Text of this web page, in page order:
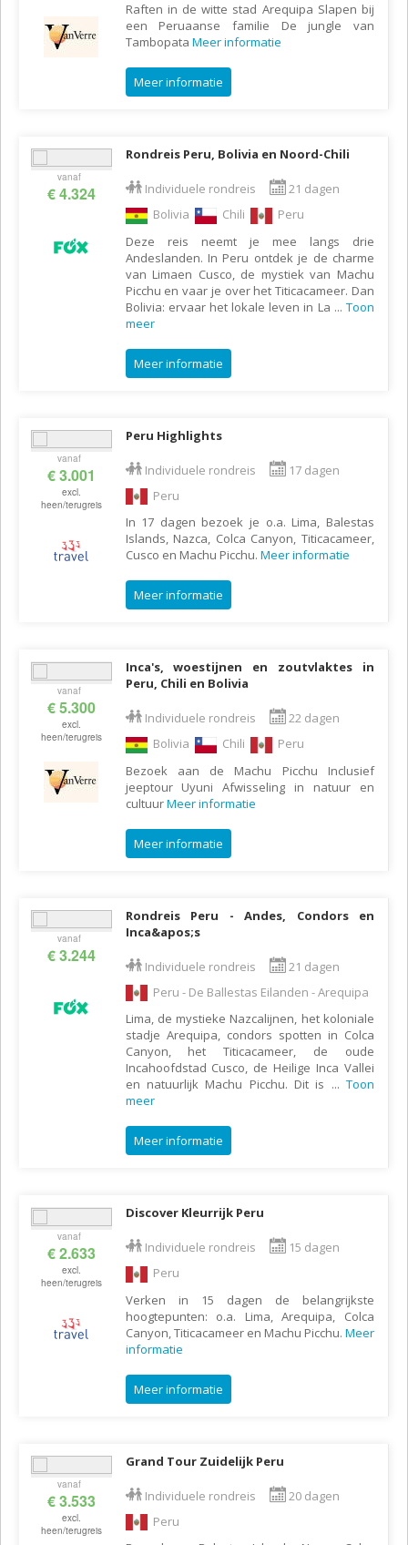
Raften in de witte stad Arequipa Slapen bij
een Peruaanse familie De jungle van
Tambopata Meer informatie
Meer informatie
vanaf
€ 4.324
Rondreis Peru, Bolivia en Noord-Chili
Individuele rondreis
21 dagen
Bolivia
Chili
Peru
Deze reis neemt je mee langs drie
Andeslanden. In Peru ontdek je de charme
van Limaen Cusco, de mystiek van Machu
Picchu en vaar je over het Titicacameer. Dan
Bolivia: ervaar het lokale leven in La ... Toon
meer
Meer informatie
vanaf
€ 3.001
excl.
heen/terugreis
Peru Highlights
Individuele rondreis
17 dagen
Peru
In 17 dagen bezoek je o.a. Lima, Balestas
Islands, Nazca, Colca Canyon, Titicacameer,
Cusco en Machu Picchu. Meer informatie
Meer informatie
vanaf
€ 5.300
excl.
heen/terugreis
Inca's, woestijnen en zoutvlaktes in
Peru, Chili en Bolivia
Individuele rondreis
22 dagen
Bolivia
Chili
Peru
Bezoek aan de Machu Picchu Inclusief
jeeptour Uyuni Afwisseling in natuur en
cultuurMeer informatie
Meer informatie
vanaf
€ 3.244
Rondreis Peru - Andes, Condors en
Inca&apos;s
Individuele rondreis
21 dagen
Peru - De Ballestas Eilanden - Arequipa
Lima, de mystieke Nazcalijnen, het koloniale
stadje Arequipa, condors spotten in Colca
Canyon, het Titicacameer, de oude
Incahoofdstad Cusco, de Heilige Inca Vallei
en natuurlijk Machu Picchu. Dit is ... Toon
meer
Meer informatie
vanaf
€ 2.633
excl.
heen/terugreis
Discover Kleurrijk Peru
Individuele rondreis
15 dagen
Peru
Verken in 15 dagen de belangrijkste
hoogtepunten: o.a. Lima, Arequipa, Colca
Canyon, Titicacameer en Machu Picchu. Meer
informatie
Meer informatie
vanaf
€ 3.533
excl.
heen/terugreis
Grand Tour Zuidelijk Peru
Individuele rondreis
20 dagen
Peru